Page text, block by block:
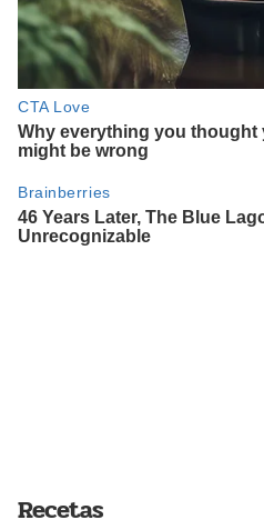
Recetas